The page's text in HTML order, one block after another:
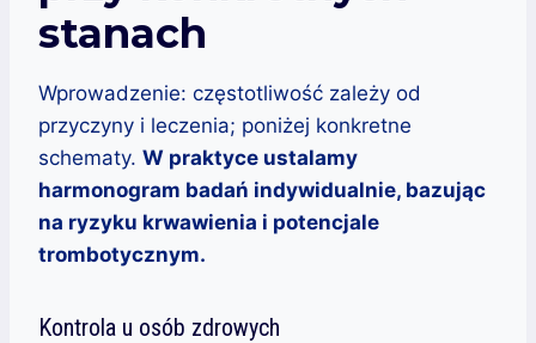
stanach
Wprowadzenie: częstotliwość zależy od
przyczyny i leczenia; poniżej konkretne
schematy. W praktyce ustalamy
harmonogram badań indywidualnie, bazując
na ryzyku krwawienia i potencjale
trombotycznym.
Kontrola u osób zdrowych